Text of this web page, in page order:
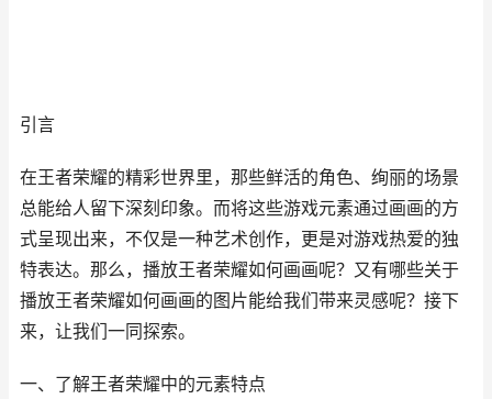
引言
在王者荣耀的精彩世界里，那些鲜活的角色、绚丽的场景
总能给人留下深刻印象。而将这些游戏元素通过画画的方
式呈现出来，不仅是一种艺术创作，更是对游戏热爱的独
特表达。那么，播放王者荣耀如何画画呢？又有哪些关于
播放王者荣耀如何画画的图片能给我们带来灵感呢？接下
来，让我们一同探索。
一、了解王者荣耀中的元素特点